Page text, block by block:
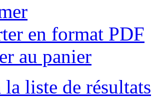
en format PDF
au panier
la liste de résultats